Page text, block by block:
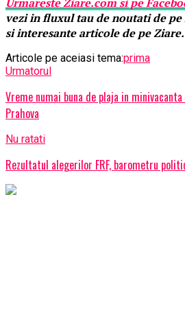
vezi in fluxul tau de noutati de pe
si interesante articole de pe
Articole pe aceiasi tema:prima
Urmatorul
Vreme numai buna de plaja in
Prahova
Nu ratati
Rezultatul alegerilor FRF, barometru